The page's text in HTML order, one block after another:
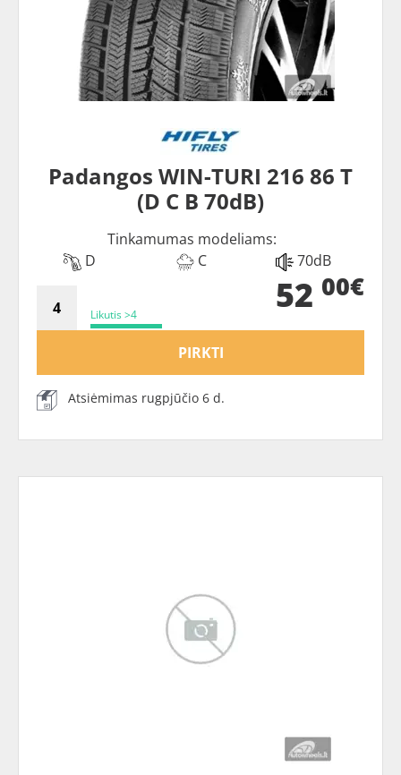
Padangos WIN-TURI 216 86 T
(D C B 70dB)
Tinkamumas modeliams:
D
C 70dB
Likutis >4 52 00€
PIRKTI
Atsiėmimas rugpjūčio 6 d.